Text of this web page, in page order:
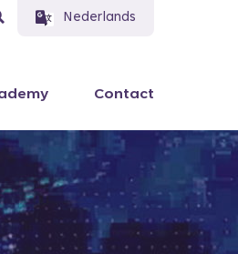
Nederlands
Contact